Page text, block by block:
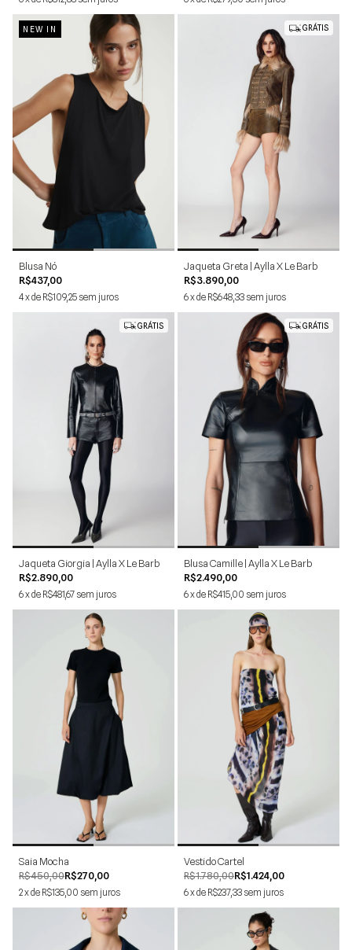
NEW IN
Blusa Nó
R$437,00
4xde R$109,25 sem juros
P M
GRÁTIS
Jaqueta Greta | Aylla X Le Barb
R$3.890,00
6xde R$648,33 sem juros
G
GRÁTIS
Jaqueta Giorgia | Aylla X Le Barb
R$2.890,00
6xde R$481,67 sem juros
G
GRÁTIS
Blusa Camille | Aylla X Le Barb
R$2.490,00
6xde R$415,00 sem juros
P
Saia Mocha
R$270,00
R$450,00
2xde R$135,00 sem juros
40 42 44
Vestido Cartel
R$1.424,00
R$1.780,00
6xde R$237,33 sem juros
P